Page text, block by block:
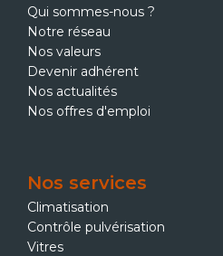
Qui sommes-nous ?
Notre réseau
Nos valeurs
Devenir adhérent
Nos actualités
Nos offres d'emploi
Nos services
Climatisation
Contrôle pulvérisation
Vitres